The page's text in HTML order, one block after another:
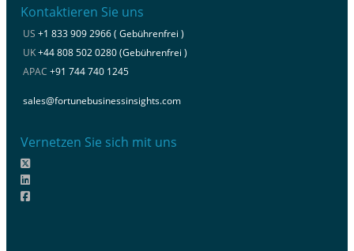
Kontaktieren Sie uns
US +1 833 909 2966 ( Gebührenfrei )
UK+44 808 502 0280 (Gebührenfrei )
APAC +91 744 740 1245
sales@fortunebusinessinsights.com
Vernetzen Sie sich mit uns